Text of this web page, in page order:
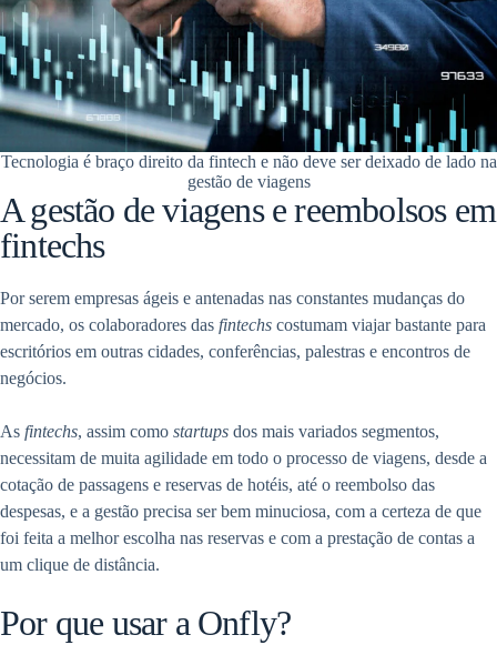
Tecnologia é braço direito da fintech e não deve ser deixado de lado na
gestão de viagens
A gestão de viagens e reembolsos em
fintechs
Por serem empresas ágeis e antenadas nas constantes mudanças do
mercado, os colaboradores das fintechs costumam viajar bastante para
escritórios em outras cidades, conferências, palestras e encontros de
negócios.
As fintechs, assim como startups dos mais variados segmentos,
necessitam de muita agilidade em todo o processo de viagens, desde a
cotação de passagens e reservas de hotéis, até o reembolso das
despesas, e a gestão precisa ser bem minuciosa, com a certeza de que
foi feita a melhor escolha nas reservas e com a prestação de contas a
um clique de distância.
Por que usar a Onfly?